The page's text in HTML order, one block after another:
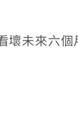
未來六個